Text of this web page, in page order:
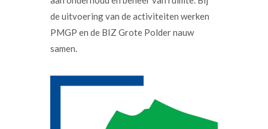
de uitvoering van de activiteiten werken
PMGP en de BIZ Grote Polder nauw
samen.